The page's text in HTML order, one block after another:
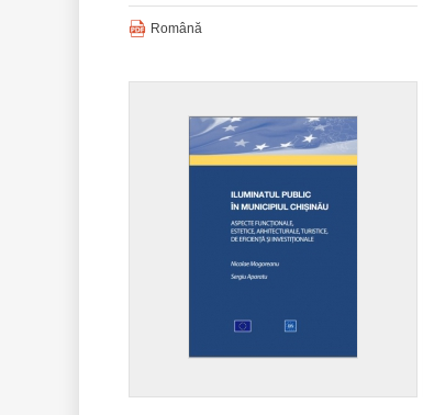
Română